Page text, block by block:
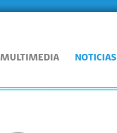
MULTIMEDIA NOTICIAS